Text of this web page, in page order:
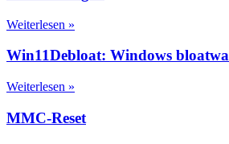
Weiterlesen »
Win11Debloat: Windows
Weiterlesen »
MMC-Reset